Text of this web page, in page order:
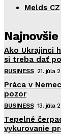
Melds CZ
Najnovšie
Ako Ukrajinci
si treba dať
BUSINESS 21. júla
Práca v
pozor
BUSINESS 13. júla
Tepelné
vykurovanie